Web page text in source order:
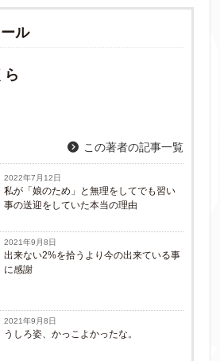
ル
ら
この著者の記事一覧
2022年7月12日
私が「娘のため」と無理をしてでも習い
事の送迎をしていた本当の理由
2021年9月8日
出来ない2%を拾うより今の出来ている事
に感謝
2021年9月8日
うしろ姿、かっこよかったな。